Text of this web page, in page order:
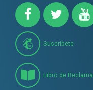
Suscríbete
Libro de